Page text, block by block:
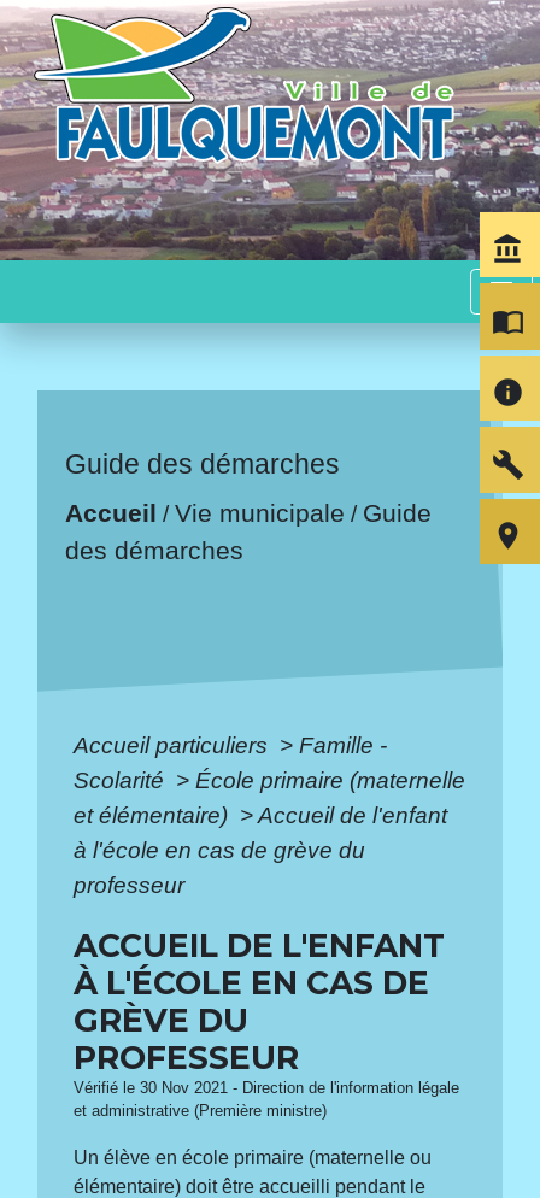
menu
Guide des démarches
Accueil /Vie municipale / Guide
des démarches
Accueil particuliers > Famille -
Scolarité > École primaire (maternelle
et élémentaire) >Accueil de l'enfant
à l'école en cas de grève du
professeur
ACCUEIL DE L'ENFANT
À L'ÉCOLE EN CAS DE
GRÈVE DU
PROFESSEUR
Vérifié le 30 Nov 2021 - Direction de l'information légale
et administrative (Première ministre)
Un élève en école primaire (maternelle ou
élémentaire) doit être accueilli pendant le
account_balance
import_contacts
info
build
room